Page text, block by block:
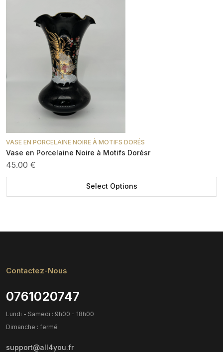
VASE EN PORCELAINE NOIRE À MOTIFS DORÉS
Vase en Porcelaine Noire à Motifs Dorésr
45.00 €
Select Options
Contactez-Nous
0761020747
Lundi - Samedi : 9h00 - 18h00
Dimanche : fermé
support@all4you.fr